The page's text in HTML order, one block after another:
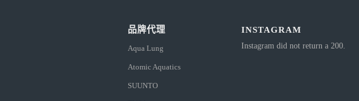
品牌代理
Aqua Lung
Atomic Aquatics
SUUNTO
INSTAGRAM
Instagram did not return a 200.